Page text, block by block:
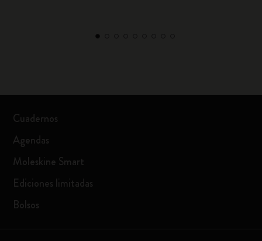
Cuadernos
Agendas
Moleskine Smart
Ediciones limitadas
Bolsos